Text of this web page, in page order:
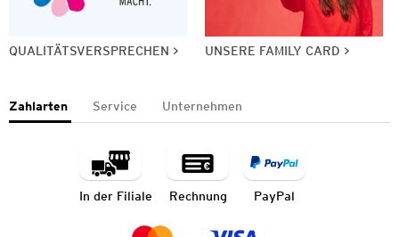
QUALITÄTSVERSPRECHEN UNSERE FAMILY CARD
Zahlarten Service Unternehmen
In der Filiale Rechnung PayPal